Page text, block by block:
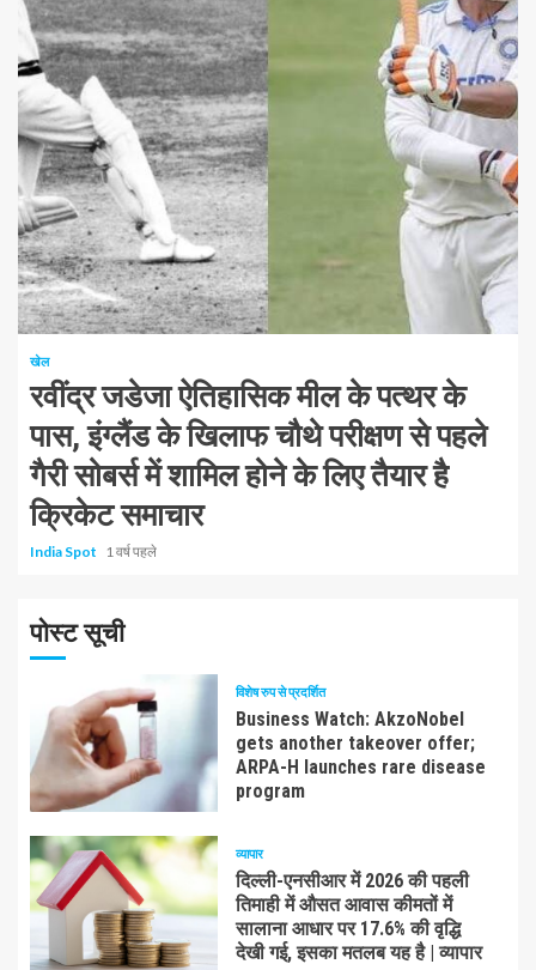
1 न्यूनतम पढ़ा
खेल
रवींद्र जडेजा ऐतिहासिक मील के पत्थर के
पास, इंग्लैंड के खिलाफ चौथे परीक्षण से पहले
गैरी सोबर्स में शामिल होने के लिए तैयार है
क्रिकेट समाचार
India Spot 1 वर्ष पहले
पोस्ट सूची
विशेष रुप से प्रदर्शित
Business Watch: AkzoNobel
gets another takeover offer;
ARPA-H launches rare disease
program
व्यापार
दिल्ली-एनसीआर में 2026 की पहली
तिमाही में औसत आवास कीमतों में
सालाना आधार पर 17.6% की वृद्धि
देखी गई, इसका मतलब यह है | व्यापार